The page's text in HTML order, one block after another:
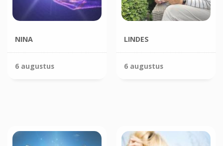
NINA
6 augustus
LINDES
6 augustus